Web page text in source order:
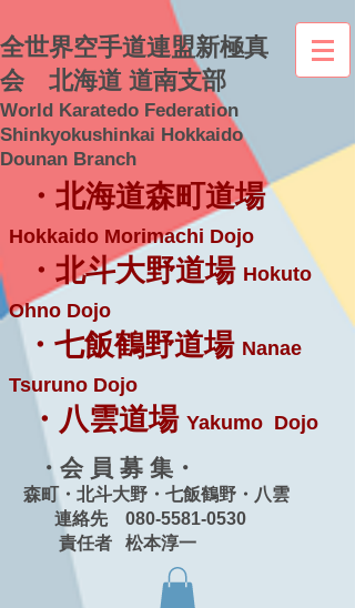
全世界空手道連盟新極真
会 北海道 道南支部
World Karatedo Federation
Shinkyokushinkai Hokkaido
Dounan Branch
・北海道森町道場
Hokkaido Morimachi Dojo
・北斗大野道場 Hokuto
Ohno Dojo
・七飯鶴野道場 Nanae
Tsuruno Dojo
・八雲道場 Yakumo Dojo
・会 員 募 集・
森町・北斗大野・七飯鶴野・八雲
連絡先 080-5581-0530
責任者 松本淳一